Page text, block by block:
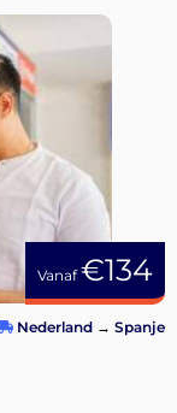
Vanaf€134
Nederland → Spanje